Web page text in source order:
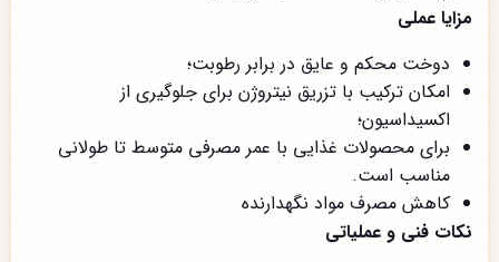
مزایا عملی
دوخت محکم و عایق در برابر رطوبت؛
امکان ترکیب با تزریق نیتروژن برای جلوگیری از
اکسیداسیون؛
برای محصولات غذایی با عمر مصرفی متوسط تا طولانی
مناسب است.
کاهش مصرف مواد نگهدارنده
نکات فنی و عملیاتی